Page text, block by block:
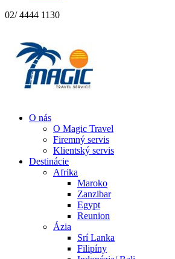
02/ 4444 1130
O nás
O Magic Travel
Firemný servis
Klientský servis
Destinácie
Afrika
Maroko
Zanzibar
Egypt
Reunion
Ázia
Srí Lanka
Filipíny